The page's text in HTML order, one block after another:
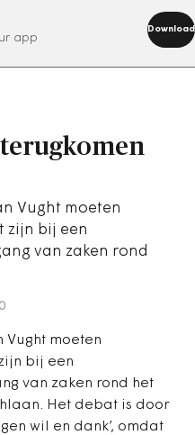
app
Download
Vught moeten
zijn bij een
van zaken rond
moeten
bij een
van zaken rond het
Het debat is door
wil en dank’, omdat